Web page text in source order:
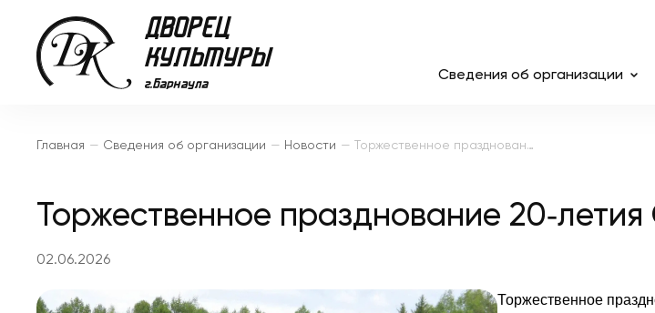
Сведения об организации
Главная — Сведения об организации — Новости — Торжественное празднование 20‑летия СДЮШОР
Торжественное празднование
02.06.2026
Торжественное